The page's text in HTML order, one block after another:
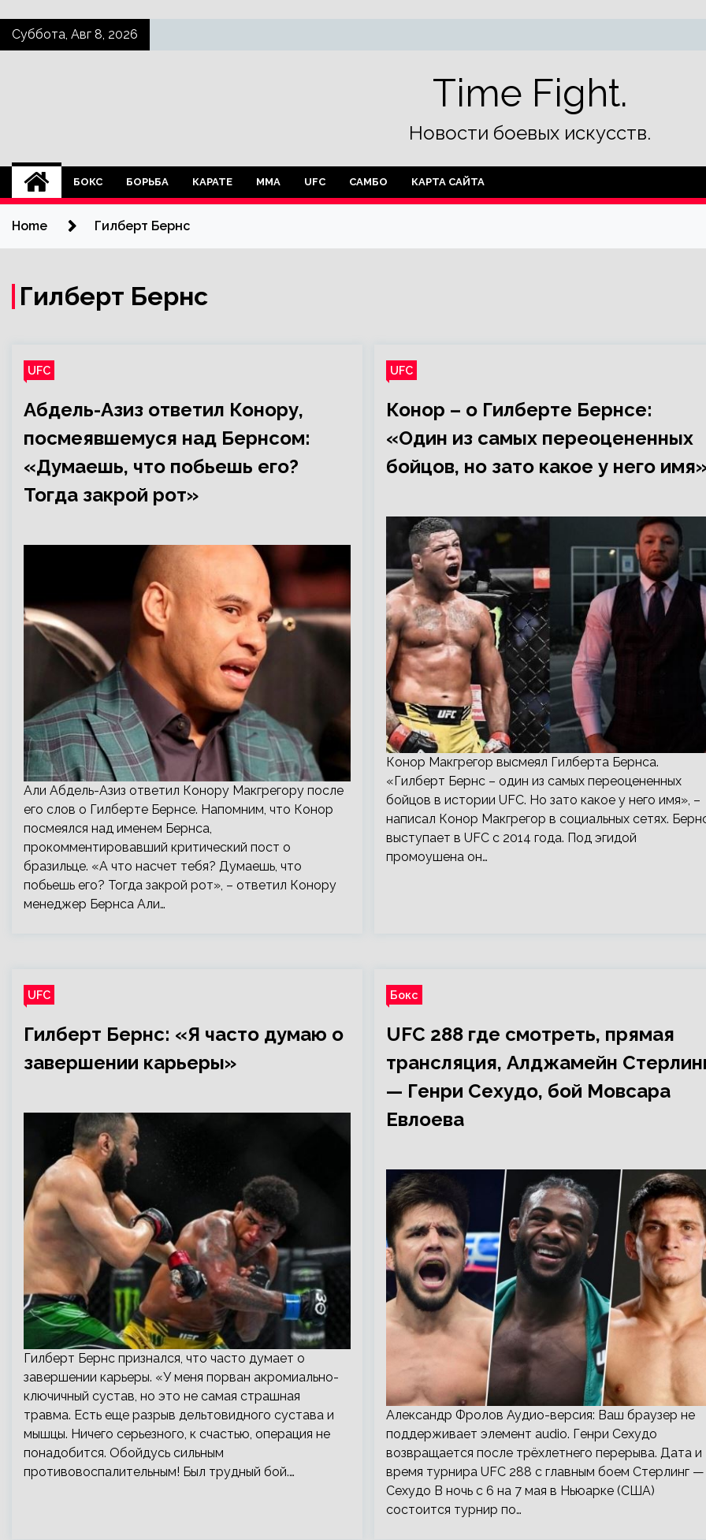
SkipСуббота, Авг 8, 2026
Time Fight.
Новости боевых искусств.
БОКС БОРЬБА КАРАТЕ ММА UFC САМБО КАРТА САЙТА
Home Гилберт Бернс
Гилберт Бернс
UFC
Абдель-Азиз ответил Конору,
посмеявшемуся над Бернсом:
«Думаешь, что побьешь его?
Тогда закрой рот»
Али Абдель-Азиз ответил Конору Макгрегору после
его слов о Гилберте Бернсе. Напомним, что Конор
посмеялся над именем Бернса,
прокомментировавший критический пост о
бразильце. «А что насчет тебя? Думаешь, что
побьешь его? Тогда закрой рот», – ответил Конору
менеджер Бернса Али…
UFC
Конор – о Гилберте Бернсе:
«Один из самых переоцененных
бойцов, но зато какое у него
Конор Макгрегор высмеял Гилберта Бернса.
«Гилберт Бернс – один из самых переоцененных
бойцов в истории UFC. Но зато какое у него имя», –
написал Конор Макгрегор в социальных сетях.
выступает в UFC с 2014 года. Под эгидой
промоушена он…
UFC
Гилберт Бернс: «Я часто думаю о
завершении карьеры»
Гилберт Бернс признался, что часто думает о
завершении карьеры. «У меня порван акромиально-
ключичный сустав, но это не самая страшная
травма. Есть еще разрыв дельтовидного сустава и
мышцы. Ничего серьезного, к счастью, операция не
понадобится. Обойдусь сильным
противовоспалительным! Был трудный бой.…
Бокс
UFC 288 где смотреть, прямая
трансляция, Алджамейн
— Генри Сехудо, бой Мовсара
Евлоева
Александр Фролов Аудио-версия: Ваш браузер не
поддерживает элемент audio. Генри Сехудо
возвращается после трёхлетнего перерыва. Дата и
время турнира UFC 288 с главным боем Стерлинг —
Сехудо В ночь с 6 на 7 мая в Ньюарке (США)
состоится турнир по…